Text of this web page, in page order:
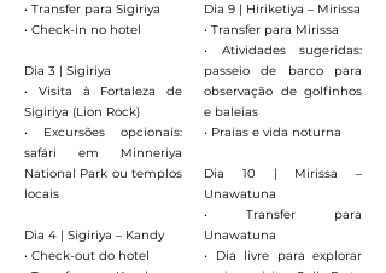
• Transfer para Sigiriya
• Check-in no hotel
Dia 3 | Sigiriya
• Visita à Fortaleza de
Sigiriya (Lion Rock)
• Excursões opcionais:
safári em Minneriya
National Park ou templos
locais
Dia 4 | Sigiriya – Kandy
• Check-out do hotel
Dia 9 | Hiriketiya – Mirissa
• Transfer para Mirissa
• Atividades sugeridas:
passeio de barco para
observação de golfinhos
e baleias
• Praias e vida noturna
Dia 10 | Mirissa –
Unawatuna
• Transfer para
Unawatuna
• Dia livre para explorar